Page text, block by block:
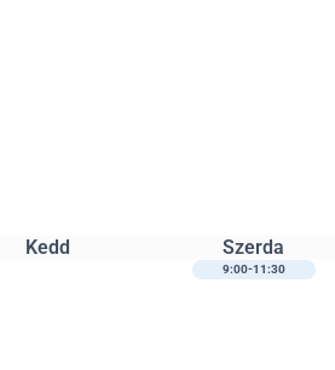
Kedd Szerda
9:00-11:30